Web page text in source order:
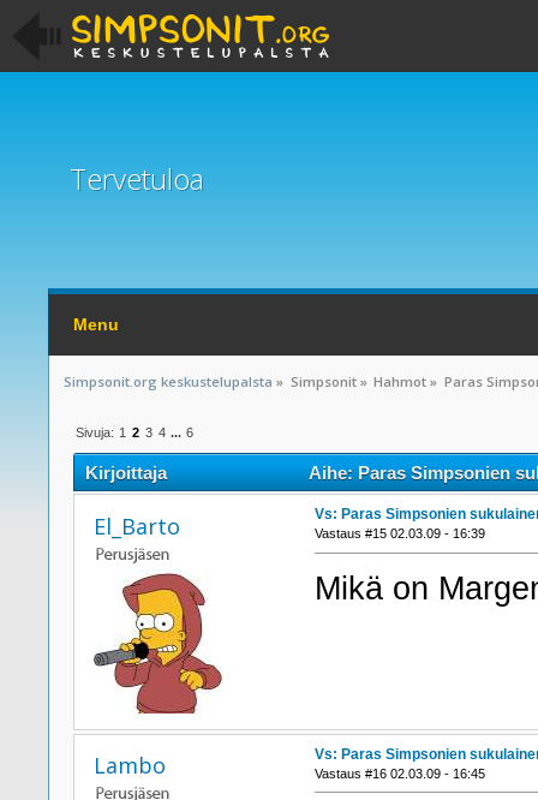
Tervetuloa
Menu
Simpsonit.org keskustelupalsta » Simpsonit» Hahmot » Paras
Sivuja: 1 2 3 4 ... 6
Kirjoittaja Aihe: Paras Simpsonien
El_Barto Vs: Paras Simpsonien
Vastaus #15 02.03.09 - 16:39
Mikä on
Lambo Vs: Paras Simpsonien
Vastaus #16 02.03.09 - 16:45